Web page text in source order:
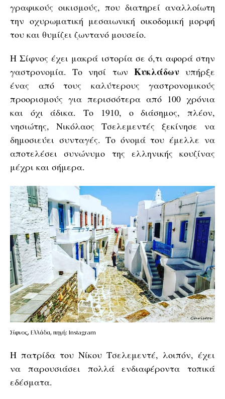
γραφικούς οικισμούς, που διατηρεί αναλλοίωτη
την οχυρωματική μεσαιωνική οικοδομική μορφή
του και θυμίζει ζωντανό μουσείο.
Η Σίφνος έχει μακρά ιστορία σε ό,τι αφορά στην
γαστρονομία. Το νησί των Κυκλάδωνυπήρξε
ένας από τους καλύτερους γαστρονομικούς
προορισμούς για περισσότερα από 100 χρόνια
και όχι άδικα. Το 1910, ο διάσημος, πλέον,
νησιώτης, Νικόλαος Τσελεμεντές ξεκίνησε να
δημοσιεύει συνταγές. Το όνομά του έμελλε να
αποτελέσει συνώνυμο της ελληνικής κουζίνας
μέχρι και σήμερα.
Σίφνος, Ελλάδα, πηγή: Instagram
Η πατρίδα του Νίκου Τσελεμεντέ, λοιπόν, έχει
να παρουσιάσει πολλά ενδιαφέροντα τοπικά
εδέσματα.